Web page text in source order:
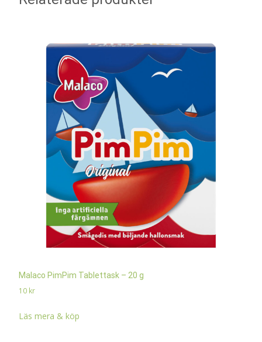
Malaco PimPim Tablettask – 20 g
10 kr
Läs mera & köp